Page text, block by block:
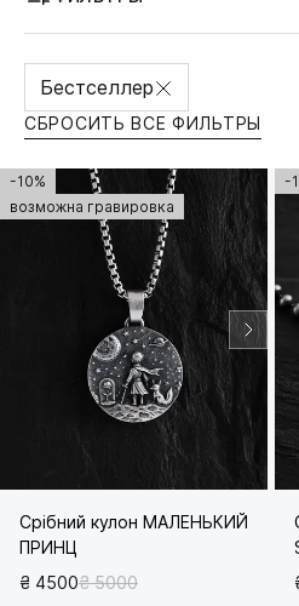
Бестселлер
СБРОСИТЬ ВСЕ ФИЛЬТРЫ
-10%
возможна гравировка
Срібний кулон МАЛЕНЬКИЙ
ПРИНЦ
₴ 4500₴ 5000
-